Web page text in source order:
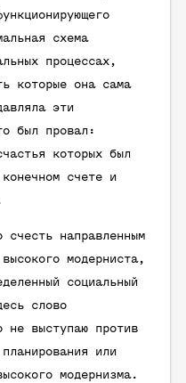
схема
процессах,
которые она сама
эти
был провал:
которых был
счете и
направленным
модерниста,
социальный
слово
не выступаю против
или
модернизма.